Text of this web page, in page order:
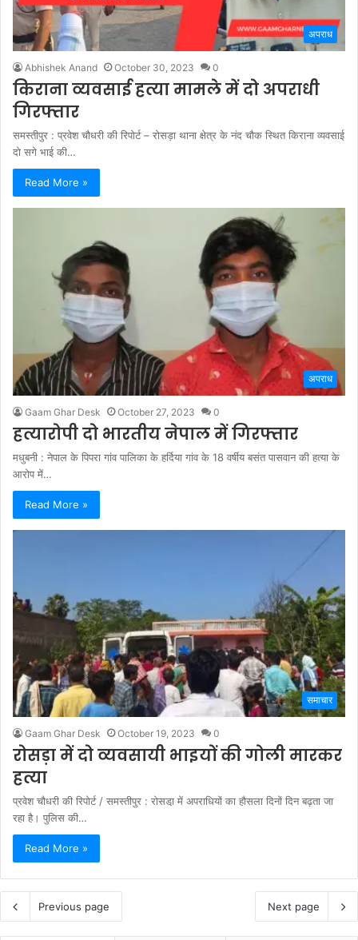
अपराध
Abhishek Anand October 30, 2023 0
किराना व्यवसाई हत्या मामले में दो अपराधी
गिरफ्तार
समस्तीपुर : प्रवेश चौधरी की रिपोर्ट – रोसड़ा थाना क्षेत्र के नंद चौक स्थित किराना व्यवसाई
दो सगे भाई की…
Read More »
अपराध
Gaam Ghar Desk October 27, 2023 0
हत्यारोपी दो भारतीय नेपाल में गिरफ्तार
मधुबनी : नेपाल के पिपरा गांव पालिका के हर्दिया गांव के 18 वर्षीय बसंत पासवान की हत्या के
आरोप में…
Read More »
समाचार
Gaam Ghar Desk October 19, 2023 0
रोसड़ा में दो व्यवसायी भाइयों की गोली मारकर
हत्या
प्रवेश चौधरी की रिपोर्ट / समस्तीपुर : रोसडा़ में अपराधियों का हौसला दिनों दिन बढ़ता जा
रहा है। पुलिस की…
Read More »
Previous page Next page